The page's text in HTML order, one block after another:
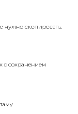
нужно скопировать.
с сохранением